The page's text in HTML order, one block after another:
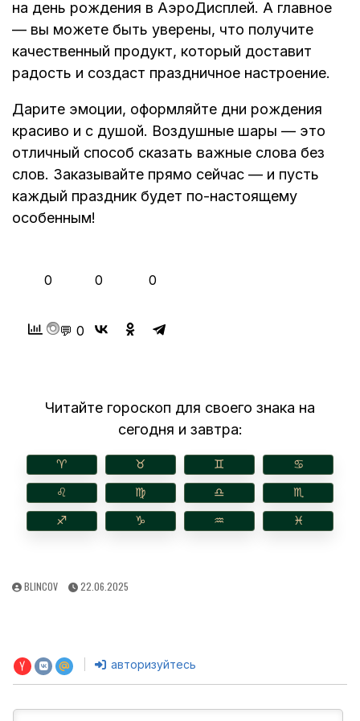
на день рождения в АэроДисплей. А главное
— вы можете быть уверены, что получите
качественный продукт, который доставит
радость и создаст праздничное настроение.
Дарите эмоции, оформляйте дни рождения
красиво и с душой. Воздушные шары — это
отличный способ сказать важные слова без
слов. Заказывайте прямо сейчас — и пусть
каждый праздник будет по-настоящему
особенным!
0 0 0
💬 0
Читайте гороскоп для своего знака на
сегодня и завтра:
♈︎ ♉︎ ♊︎ ♋︎
♌︎ ♍︎ ♎︎ ♏︎
♐︎ ♑︎ ♒︎ ♓︎
AUTHOR:
BLINCOV
PUBLISHED
22.06.2025
авторизуйтесь